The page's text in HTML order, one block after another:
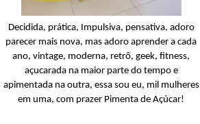
Decidida, prática, Impulsiva, pensativa, adoro
parecer mais nova, mas adoro aprender a cada
ano, vintage, moderna, retrô, geek, fitness,
açucarada na maior parte do tempo e
apimentada na outra, essa sou eu, mil mulheres
em uma, com prazer Pimenta de Açúcar!